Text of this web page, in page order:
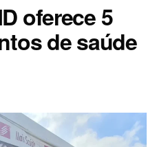
oferece 5
de saúde